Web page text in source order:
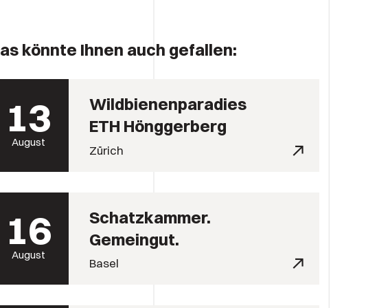
könnte Ihnen auch gefallen:
13
August
Wildbienenparadies
ETH Hönggerberg
Zürich
16
August
Schatzkammer.
Gemeingut.
Basel